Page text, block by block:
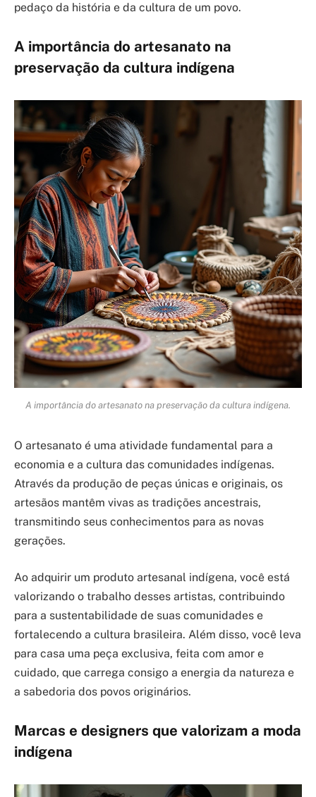
pedaço da história e da cultura de um povo.
A importância do artesanato na
preservação da cultura indígena
A importância do artesanato na preservação da cultura indígena.
O artesanato é uma atividade fundamental para a
economia e a cultura das comunidades indígenas.
Através da produção de peças únicas e originais, os
artesãos mantêm vivas as tradições ancestrais,
transmitindo seus conhecimentos para as novas
gerações.
Ao adquirir um produto artesanal indígena, você está
valorizando o trabalho desses artistas, contribuindo
para a sustentabilidade de suas comunidades e
fortalecendo a cultura brasileira. Além disso, você leva
para casa uma peça exclusiva, feita com amor e
cuidado, que carrega consigo a energia da natureza e
a sabedoria dos povos originários.
Marcas e designers que valorizam a moda
indígena